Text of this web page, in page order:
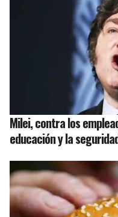
Milei, contra los
educación y la